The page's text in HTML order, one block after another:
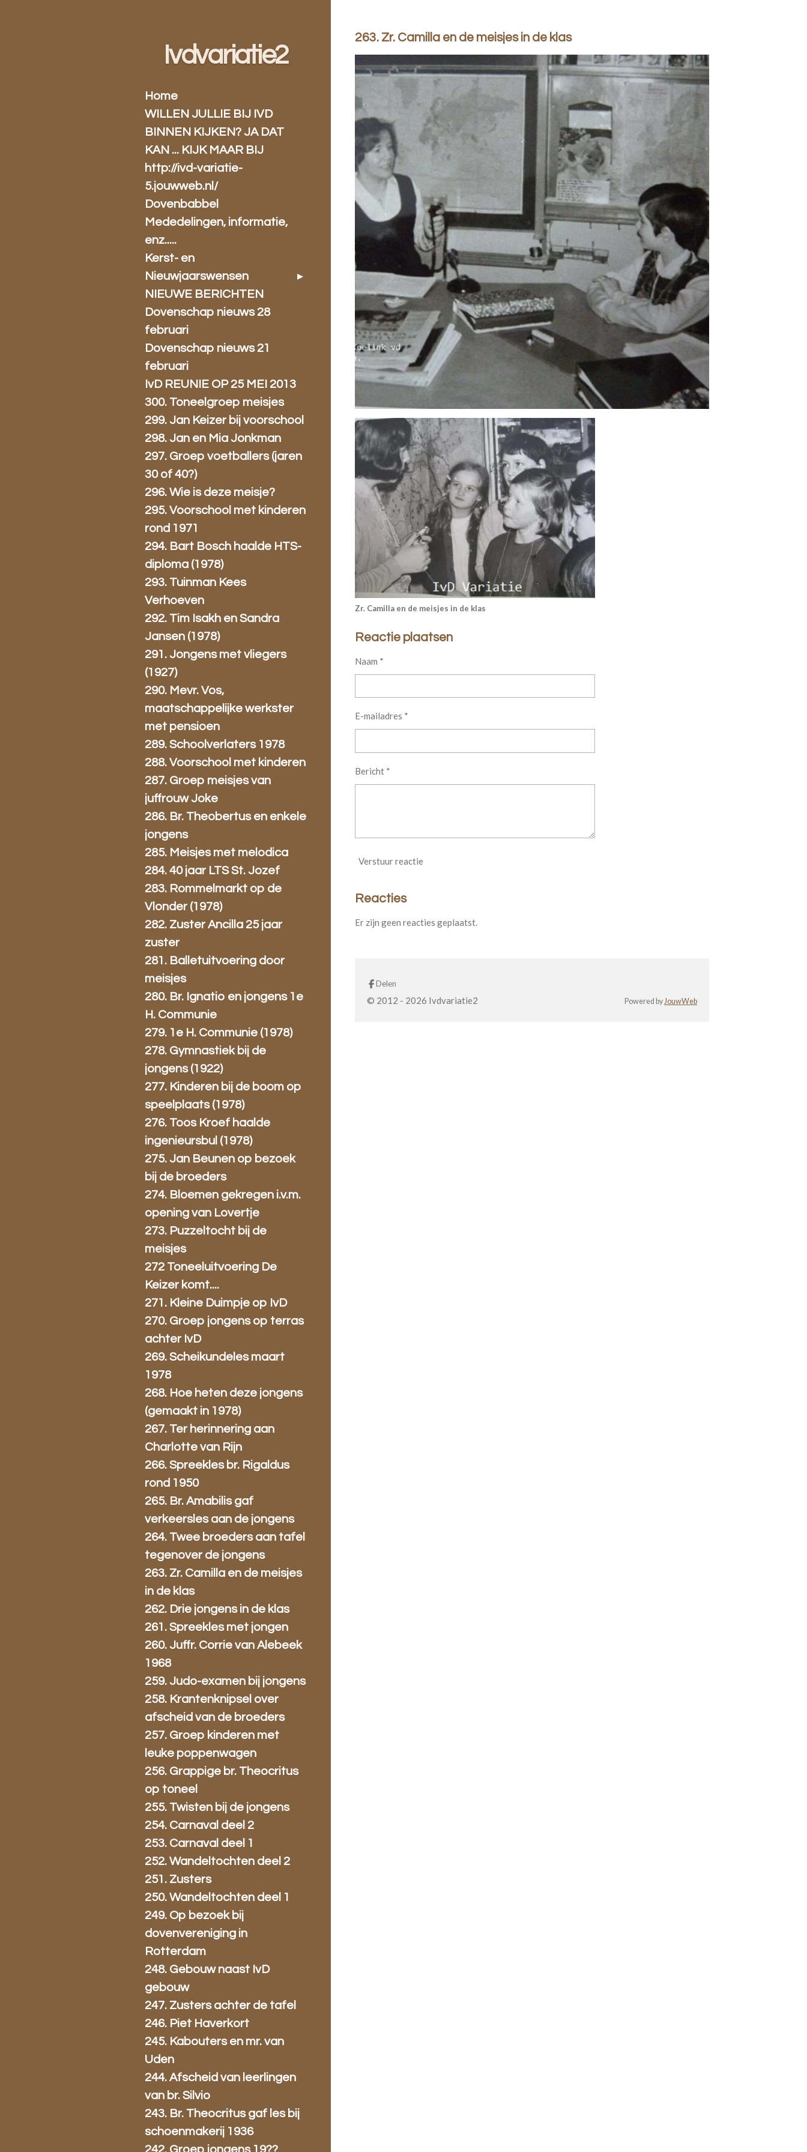
263. Zr. Camilla en de meisjes in de klas
Zr. Camilla en de meisjes in de klas
Reactie plaatsen
Naam *
E-mailadres *
Bericht *
Verstuur reactie
Reacties
Er zijn geen reacties geplaatst.
Delen
© 2012 - 2026 Ivdvariatie2 Powered byJouwWeb
Ivdvariatie2
Home
WILLEN JULLIE BIJ IVD
BINNEN KIJKEN? JA DAT
KAN ... KIJK MAAR BIJ
http://ivd-variatie-
5.jouwweb.nl/
Dovenbabbel
Mededelingen, informatie,
enz.....
Kerst- en
Nieuwjaarswensen
NIEUWE BERICHTEN
Dovenschap nieuws 28
februari
Dovenschap nieuws 21
februari
IvD REUNIE OP 25 MEI 2013
300. Toneelgroep meisjes
299. Jan Keizer bij voorschool
298. Jan en Mia Jonkman
297. Groep voetballers (jaren
30 of 40?)
296. Wie is deze meisje?
295. Voorschool met kinderen
rond 1971
294. Bart Bosch haalde HTS-
diploma (1978)
293. Tuinman Kees
Verhoeven
292. Tim Isakh en Sandra
Jansen (1978)
291. Jongens met vliegers
(1927)
290. Mevr. Vos,
maatschappelijke werkster
met pensioen
289. Schoolverlaters 1978
288. Voorschool met kinderen
287. Groep meisjes van
juffrouw Joke
286. Br. Theobertus en enkele
jongens
285. Meisjes met melodica
284. 40 jaar LTS St. Jozef
283. Rommelmarkt op de
Vlonder (1978)
282. Zuster Ancilla 25 jaar
zuster
281. Balletuitvoering door
meisjes
280. Br. Ignatio en jongens 1e
H. Communie
279. 1e H. Communie (1978)
278. Gymnastiek bij de
jongens (1922)
277. Kinderen bij de boom op
speelplaats (1978)
276. Toos Kroef haalde
ingenieursbul (1978)
275. Jan Beunen op bezoek
bij de broeders
274. Bloemen gekregen i.v.m.
opening van Lovertje
273. Puzzeltocht bij de
meisjes
272 Toneeluitvoering De
Keizer komt....
271. Kleine Duimpje op IvD
270. Groep jongens op terras
achter IvD
269. Scheikundeles maart
1978
268. Hoe heten deze jongens
(gemaakt in 1978)
267. Ter herinnering aan
Charlotte van Rijn
266. Spreekles br. Rigaldus
rond 1950
265. Br. Amabilis gaf
verkeersles aan de jongens
264. Twee broeders aan tafel
tegenover de jongens
263. Zr. Camilla en de meisjes
in de klas
262. Drie jongens in de klas
261. Spreekles met jongen
260. Juffr. Corrie van Alebeek
1968
259. Judo-examen bij jongens
258. Krantenknipsel over
afscheid van de broeders
257. Groep kinderen met
leuke poppenwagen
256. Grappige br. Theocritus
op toneel
255. Twisten bij de jongens
254. Carnaval deel 2
253. Carnaval deel 1
252. Wandeltochten deel 2
251. Zusters
250. Wandeltochten deel 1
249. Op bezoek bij
dovenvereniging in
Rotterdam
248. Gebouw naast IvD
gebouw
247. Zusters achter de tafel
246. Piet Haverkort
245. Kabouters en mr. van
Uden
244. Afscheid van leerlingen
van br. Silvio
243. Br. Theocritus gaf les bij
schoenmakerij 1936
242. Groep jongens 19??